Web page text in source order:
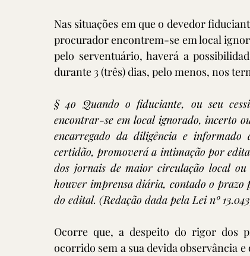
Nas situações em que o devedor
procurador encontrem-se em local
pelo serventuário, haverá a
durante 3 (três) dias, pelo menos, nos
§ 4o Quando o fiduciante, ou seu
encontrar-se em local ignorado, incerto
encarregado da diligência e
certidão, promoverá a intimação por
dos jornais de maior circulação local
houver imprensa diária, contado o prazo
do edital. (Redação dada pela Lei nº
Ocorre que, a despeito do rigor dos
ocorrido sem a sua devida observância